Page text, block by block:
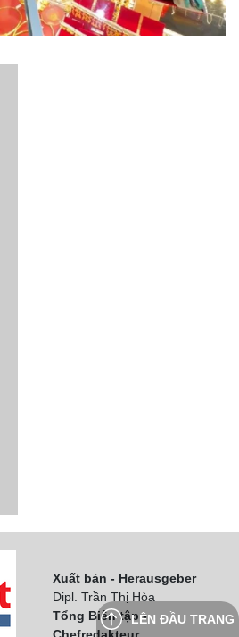
Xuất bản - Herausgeber
Dipl. Trần Thị Hòa
Tổng Biên tập -LÊN ĐẦU TRANG